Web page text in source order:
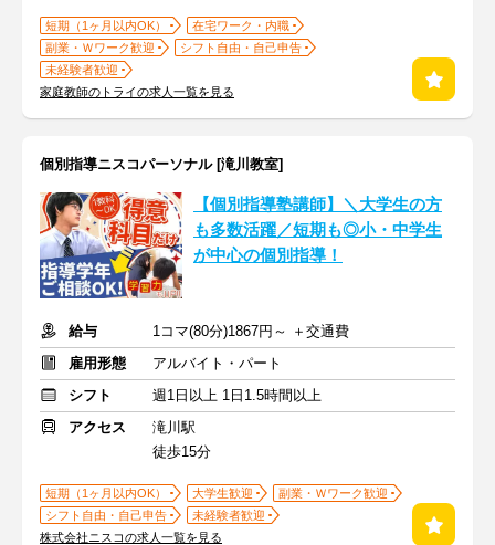
短期（1ヶ月以内OK）
在宅ワーク・内職
副業・Ｗワーク歓迎
シフト自由・自己申告
未経験者歓迎
家庭教師のトライの求人一覧を見る
個別指導ニスコパーソナル [滝川教室]
【個別指導塾講師】＼大学生の方
も多数活躍／短期も◎小・中学生
が中心の個別指導！
給与
1コマ(80分)1867円～ ＋交通費
雇用形態
アルバイト・パート
シフト
週1日以上 1日1.5時間以上
アクセス
滝川駅
徒歩15分
短期（1ヶ月以内OK） 大学生歓迎
副業・Ｗワーク歓迎
シフト自由・自己申告
未経験者歓迎
株式会社ニスコの求人一覧を見る